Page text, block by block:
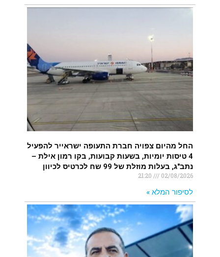
החל מהיום צפויה חברת התעופה ישראייר להפעיל
4 טיסות יומיות, בשעות קבועות, בקו רמון אילת –
נתב"ג, בעלות מוזלת של 99 שח לכרטיס לכיוון
02/08/2026
לסיפור המלא »